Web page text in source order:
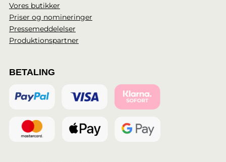
Vores butikker
Priser og nomineringer
Pressemeddelelser
Produktionspartner
BETALING